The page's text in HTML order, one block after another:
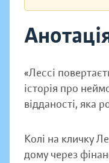
«Лессі
історія про
відданості, яка
Колі на кличку
дому через